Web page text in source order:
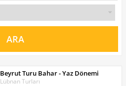
Beyrut Turu Bahar - Yaz Dönemi
Lübnan Turları